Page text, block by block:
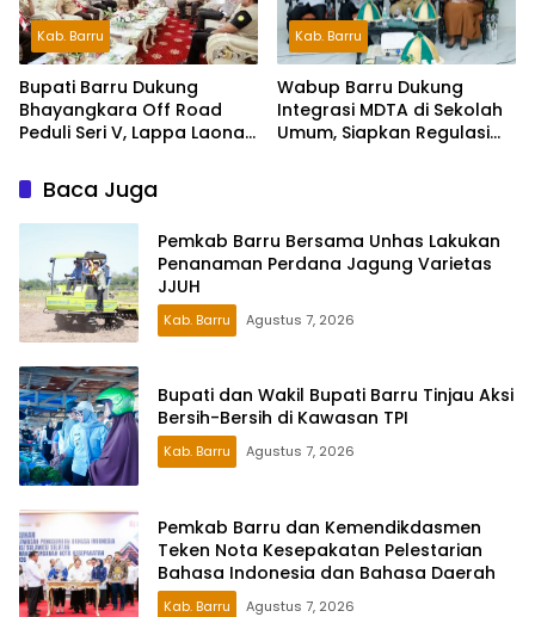
Kab. Barru
Bupati Barru Dukung
Bhayangkara Off Road
Peduli Seri V, Lappa Laona
Peserta
Kab. Barru
Wabup Barru Dukung
Integrasi MDTA di Sekolah
Umum, Siapkan Regulasi
Baca Juga
Pemkab Barru Bersama Unhas Lakukan
Penanaman Perdana Jagung Varietas
JJUH
Kab. Barru Agustus 7, 2026
Bupati dan Wakil Bupati Barru Tinjau Aksi
Bersih-Bersih di Kawasan TPI
Kab. Barru Agustus 7, 2026
Pemkab Barru dan Kemendikdasmen
Teken Nota Kesepakatan Pelestarian
Bahasa Indonesia dan Bahasa Daerah
Kab. Barru Agustus 7, 2026